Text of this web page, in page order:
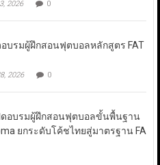
2026 0
อบรมผู้ฝึกสอนฟุตบอลหลักสูตร FAT
2026 0
ดอบรมผู้ฝึกสอนฟุตบอลขั้นพื้นฐาน
ยกระดับโค้ชไทยสู่มาตรฐาน FA